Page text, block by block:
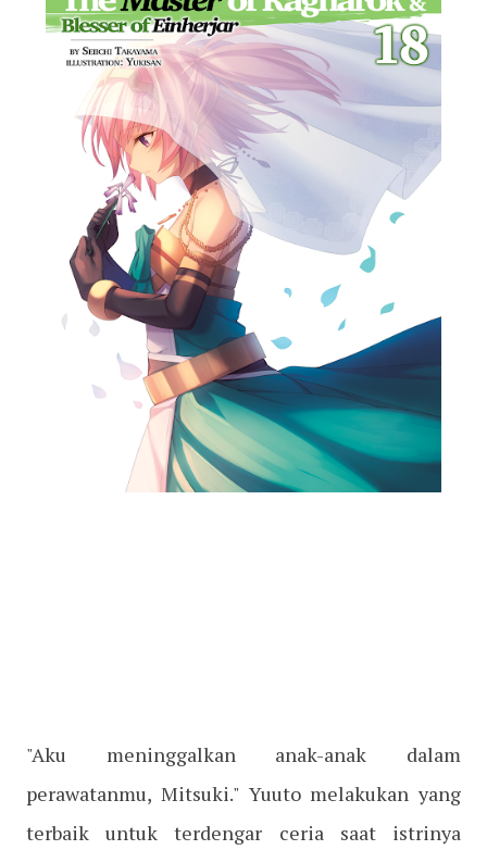
"Aku meninggalkan anak-anak dalam
perawatanmu, Mitsuki." Yuuto melakukan yang
terbaik untuk terdengar ceria saat istrinya